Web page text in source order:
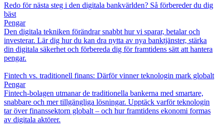
Redo för nästa steg i den digitala bankvärlden? Så förbereder du dig
bäst
Pengar
Den digitala tekniken förändrar snabbt hur vi sparar, betalar och
investerar. Lär dig hur du kan dra nytta av nya banktjänster, stärka
din digitala säkerhet och förbereda dig för framtidens sätt att hantera
pengar.
Fintech vs. traditionell finans: Därför vinner teknologin mark globalt
Pengar
Fintech-bolagen utmanar de traditionella bankerna med smartare,
snabbare och mer tillgängliga lösningar. Upptäck varför teknologin
tar över finanssektorn globalt – och hur framtidens ekonomi formas
av digitala aktörer.